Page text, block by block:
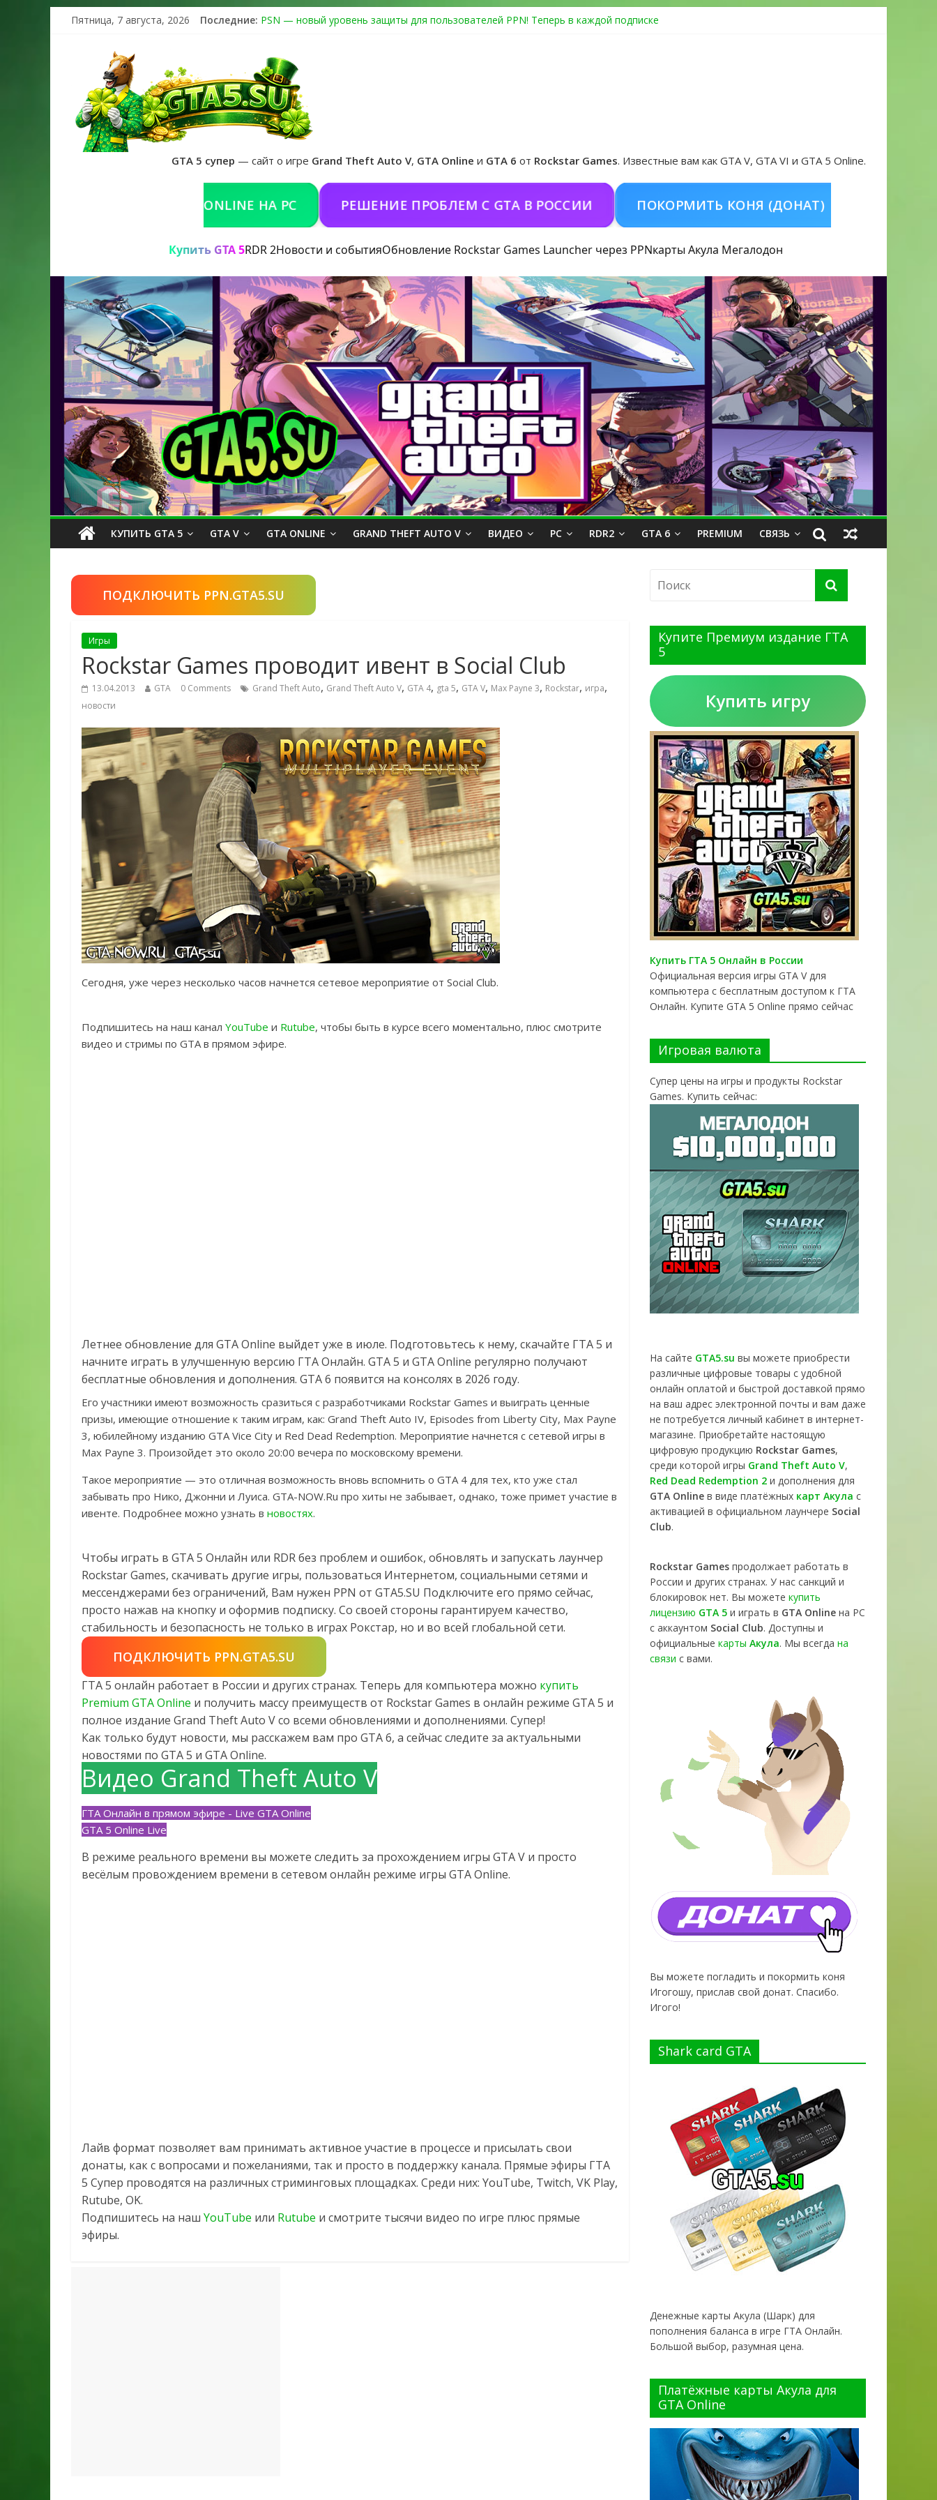
Пятница, 7 августа, 2026 Последние: PSN — новый уровень защиты для пользователей PPN! Теперь в каждой подписке
Получайте особые награды в GTA Online по программе Fine Art Collector
GTA 6 официальная обложка игры и Предзаказ Grand Theft Auto VI
GTA 5 супер — сайт о игре Grand Theft Auto V, GTA Online и GTA 6 от Rockstar Games. Известные вам как GTA V, GTA VI и GTA 5 Online.
КУПИТЬ GTA 5 ONLINE НА PC РЕШЕНИЕ ПРОБЛЕМ С GTA В РОССИИ ПОКОРМИТЬ КОНЯ (ДОНАТ)
Купить GTA 5RDR 2Новости и событияОбновление Rockstar Games Launcher через PPNкарты Акула Мегалодон
КУПИТЬ GTA 5 GTA V GTA ONLINE GRAND THEFT AUTO V ВИДЕО PC RDR2 GTA 6 PREMIUM СВЯЗЬ
ПОДКЛЮЧИТЬ PPN.GTA5.SU
Игры
Rockstar Games проводит ивент в Social Club
13.04.2013 GTA 0 Comments Grand Theft Auto, Grand Theft Auto V, GTA 4, gta 5, GTA V, Max Payne 3, Rockstar, игра,
новости
Сегодня, уже через несколько часов начнется сетевое мероприятие от Social Club.
Подпишитесь на наш канал YouTube и Rutube, чтобы быть в курсе всего моментально, плюс смотрите
видео и стримы по GTA в прямом эфире.
Летнее обновление для GTA Online выйдет уже в июле. Подготовьтесь к нему, скачайте ГТА 5 и
начните играть в улучшенную версию ГТА Онлайн. GTA 5 и GTA Online регулярно получают
бесплатные обновления и дополнения. GTA 6 появится на консолях в 2026 году.
Его участники имеют возможность сразиться с разработчиками Rockstar Games и выиграть ценные
призы, имеющие отношение к таким играм, как: Grand Theft Auto IV, Episodes from Liberty City, Max Payne
3, юбилейному изданию GTA Vice City и Red Dead Redemption. Мероприятие начнется с сетевой игры в
Max Payne 3. Произойдет это около 20:00 вечера по московскому времени.
Такое мероприятие — это отличная возможность вновь вспомнить о GTA 4 для тех, кто уже стал
забывать про Нико, Джонни и Луиса. GTA-NOW.Ru про хиты не забывает, однако, тоже примет участие в
ивенте. Подробнее можно узнать в новостях.
Чтобы играть в GTA 5 Онлайн или RDR без проблем и ошибок, обновлять и запускать лаунчер
Rockstar Games, скачивать другие игры, пользоваться Интернетом, социальными сетями и
мессенджерами без ограничений, Вам нужен PPN от GTA5.SU Подключите его прямо сейчас,
просто нажав на кнопку и оформив подписку. Со своей стороны гарантируем качество,
стабильность и безопасность не только в играх Рокстар, но и во всей глобальной сети.
ПОДКЛЮЧИТЬ PPN.GTA5.SU
ГТА 5 онлайн работает в России и других странах. Теперь для компьютера можно купить
Premium GTA Online и получить массу преимуществ от Rockstar Games в онлайн режиме GTA 5 и
полное издание Grand Theft Auto V со всеми обновлениями и дополнениями. Супер!
Как только будут новости, мы расскажем вам про GTA 6, а сейчас следите за актуальными
новостями по GTA 5 и GTA Online.
Видео Grand Theft Auto V
ГТА Онлайн в прямом эфире - Live GTA Online
GTA 5 Online Live
В режиме реального времени вы можете следить за прохождением игры GTA V и просто
весёлым провождением времени в сетевом онлайн режиме игры GTA Online.
Лайв формат позволяет вам принимать активное участие в процессе и присылать свои
донаты, как с вопросами и пожеланиями, так и просто в поддержку канала. Прямые эфиры ГТА
5 Супер проводятся на различных стриминговых площадках. Среди них: YouTube, Twitch, VK Play,
Rutube, OK.
Подпишитесь на наш YouTube или Rutube и смотрите тысячи видео по игре плюс прямые
эфиры.
Купите Премиум издание ГТА
5
Купить игру
Купить ГТА 5 Онлайн в России
Официальная версия игры GTA V для
компьютера с бесплатным доступом к ГТА
Онлайн. Купите GTA 5 Online прямо сейчас
Игровая валюта
Супер цены на игры и продукты Rockstar
Games. Купить сейчас:
На сайте GTA5.su вы можете приобрести
различные цифровые товары с удобной
онлайн оплатой и быстрой доставкой прямо
на ваш адрес электронной почты и вам даже
не потребуется личный кабинет в интернет-
магазине. Приобретайте настоящую
цифровую продукцию Rockstar Games,
среди которой игры Grand Theft Auto V,
Red Dead Redemption 2 и дополнения для
GTA Online в виде платёжных карт Акула с
активацией в официальном лаунчере Social
Club.
Rockstar Games продолжает работать в
России и других странах. У нас санкций и
блокировок нет. Вы можете купить
лицензию GTA 5 и играть в GTA Online на PC
с аккаунтом Social Club. Доступны и
официальные карты Акула. Мы всегда на
связи с вами.
Вы можете погладить и покормить коня
Игогошу, прислав свой донат. Спасибо.
Игого!
Shark card GTA
Денежные карты Акула (Шарк) для
пополнения баланса в игре ГТА Онлайн.
Большой выбор, разумная цена.
Платёжные карты Акула для
GTA Online